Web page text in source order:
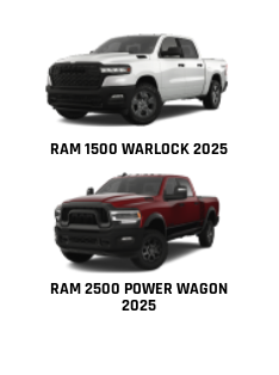
RAM 1500 WARLOCK 2025
RAM 2500 POWER WAGON
2025